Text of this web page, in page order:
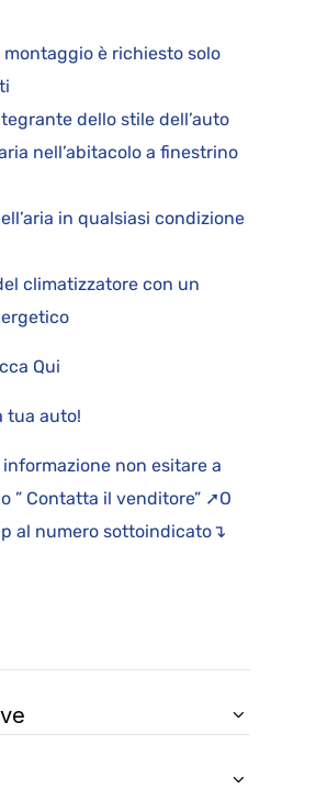
è richiesto solo
dello stile dell’auto
nell’abitacolo a finestrino
in qualsiasi condizione
climatizzatore con un
Qui
tua auto!
non esitare a
” Contatta il venditore” ➚O
al numero sottoindicato↴